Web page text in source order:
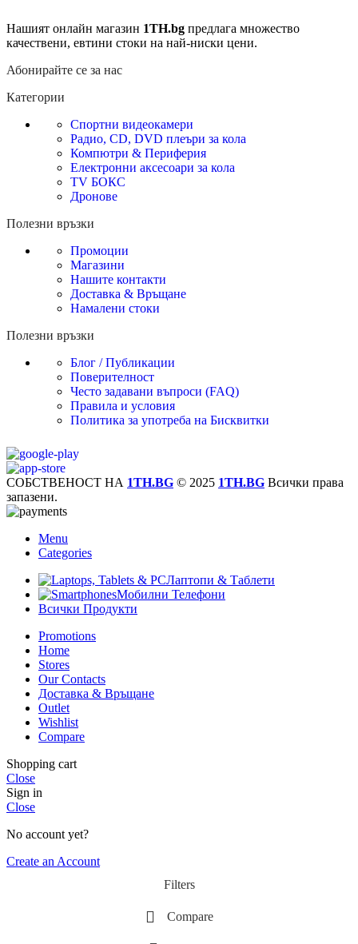
Нашият онлайн магазин 1TH.bg предлага множество
качествени, евтини стоки на най-ниски цени.
Абонирайте се за нас
Категории
Спортни видеокамери
Радио, CD, DVD плеъри за кола
Компютри & Периферия
Електронни аксесоари за кола
TV БОКС
Дронове
Полезни връзки
Промоции
Магазини
Нашите контакти
Доставка & Връщане
Намалени стоки
Полезни връзки
Блог / Публикации
Поверителност
Често задавани въпроси (FAQ)
Правила и условия
Политика за употреба на Бисквитки
СОБСТВЕНОСТ НА 1TH.BG © 2025 1TH.BG Всички права
запазени.
Menu
Categories
Лаптопи & Таблети
Мобилни Телефони
Всички Продукти
Promotions
Home
Stores
Our Contacts
Доставка & Връщане
Outlet
Wishlist
Compare
Shopping cart
Close
Sign in
Close
No account yet?
Create an Account
Filters
Compare